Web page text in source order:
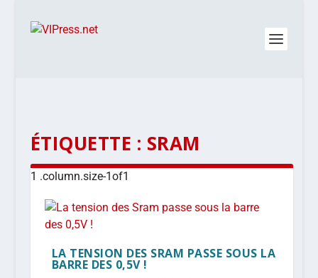
ÉTIQUETTE : SRAM
LA TENSION DES SRAM PASSE SOUS LA
BARRE DES 0,5V !